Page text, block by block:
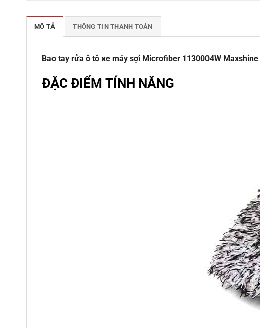
MÔ TẢ THÔNG TIN THANH TOÁN
Bao tay rửa ô tô xe máy sợi Microfiber 1130004W Maxshine
ĐẶC ĐIỂM TÍNH NĂNG